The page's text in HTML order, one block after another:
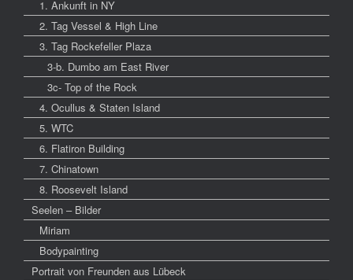
1. Ankunft in NY
2. Tag Vessel & High Line
3. Tag Rockefeller Plaza
3-b. Dumbo am East River
3c- Top of the Rock
4. Ocullus & Staten Island
5. WTC
6. Flatiron Building
7. Chinatown
8. Roosevelt Island
Seelen – Bilder
Miriam
Bodypainting
Portrait von Freunden aus Lübeck